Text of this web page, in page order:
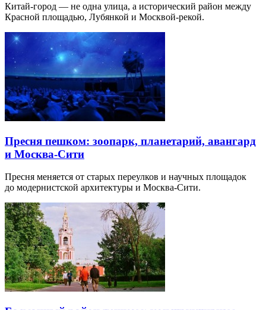
Китай-город — не одна улица, а исторический район между
Красной площадью, Лубянкой и Москвой-рекой.
Пресня пешком: зоопарк, планетарий, авангард
и Москва-Сити
Пресня меняется от старых переулков и научных площадок
до модернистской архитектуры и Москва-Сити.